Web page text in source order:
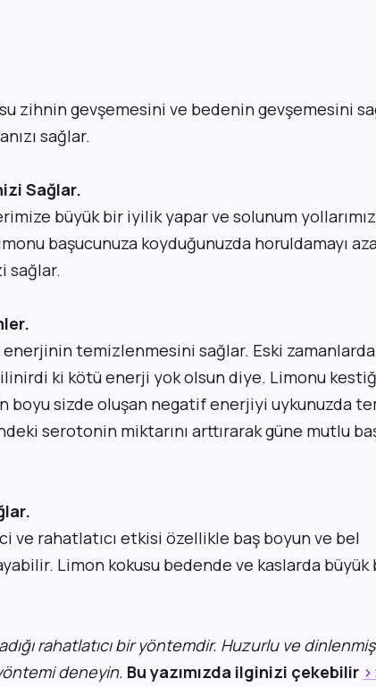
zihnin gevşemesini ve bedenin gevşemesini
sağlar.
Sağlar.
büyük bir iyilik yapar ve solunum
başucunuza koyduğunuzda horuldamayı
sağlar.
temizlenmesini sağlar. Eski
ki kötü enerji yok olsun diye. Limonu
boyu sizde oluşan negatif enerjiyi uykunuzda
serotonin miktarını arttırarak güne mutlu
ve rahatlatıcı etkisi özellikle baş boyun ve bel
Limon kokusu bedende ve kaslarda büyük
rahatlatıcı bir yöntemdir. Huzurlu ve
deneyin. Bu yazımızda ilginizi çekebilir